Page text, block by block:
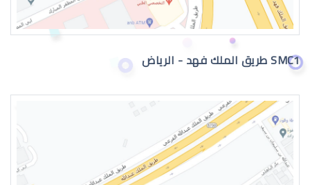
القرنية المخروطية وراثة
SMC1 طريق الملك فهد - الرياض